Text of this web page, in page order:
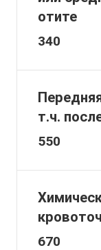
отите
340
т.ч.
550
670